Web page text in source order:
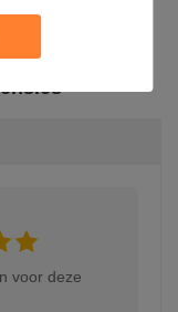
elektrisch slot,
voor deze